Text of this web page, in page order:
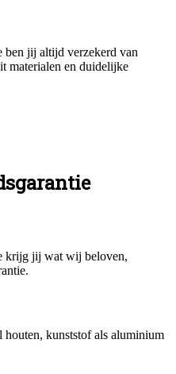
ben jij altijd verzekerd van
materialen en duidelijke
krijg jij wat wij beloven,
houten, kunststof als aluminium